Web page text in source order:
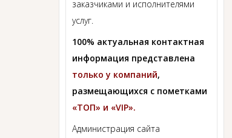
заказчиками и исполнителями
услуг.
100% актуальная контактная
информация представлена
только у компаний,
размещающихся с пометками
«ТОП» и «VIP».
Администрация сайта